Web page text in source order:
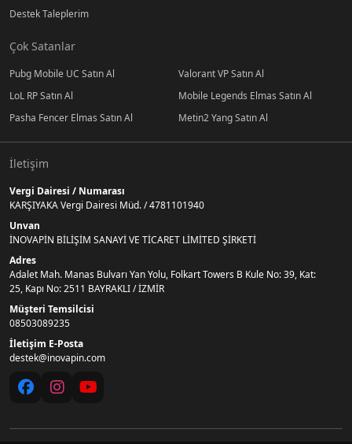
Destek Taleplerim
Çok Satanlar
Pubg Mobile UC Satın Al
Valorant VP Satın Al
LoL RP Satın Al
Mobile Legends Elmas Satın Al
Pasha Fencer Elmas Satın Al
Metin2 Yang Satın Al
İletişim
Vergi Dairesi / Numarası
KARŞIYAKA Vergi Dairesi Müd. / 4781101940
Unvan
İNOVAPİN BİLİŞİM SANAYİ VE TİCARET LİMİTED ŞİRKETİ
Adres
Adalet Mah. Manas Bulvarı Yan Yolu, Folkart Towers B Kule No: 39, Kat:
25, Kapı No: 2511 BAYRAKLI / İZMİR
Müşteri Temsilcisi
08503089235
İletişim E-Posta
destek@inovapin.com